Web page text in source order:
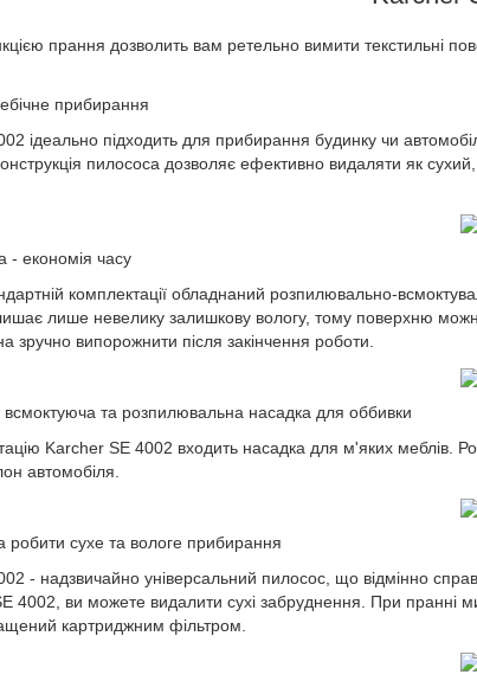
прання дозволить вам ретельно вимити текстильні
прибирання
ідеально підходить для прибирання будинку чи
пилососа дозволяє ефективно видаляти як
- економія часу
комплектації обладнаний розпилювально-
лише невелику залишкову вологу, тому поверхню
зручно випорожнити після закінчення роботи.
всмоктуюча та розпилювальна насадка для оббивки
Karcher SE 4002 входить насадка для м'яких меблів.
автомобіля.
робити сухе та вологе прибирання
- надзвичайно універсальний пилосос, що відмінно
4002, ви можете видалити сухі забруднення. При пранні
картриджним фільтром.